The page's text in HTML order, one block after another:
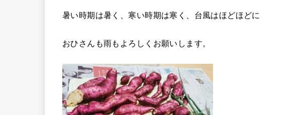
暑い時期は暑く、寒い時期は寒く、台風はほどほどに
おひさんも雨もよろしくお願いします。